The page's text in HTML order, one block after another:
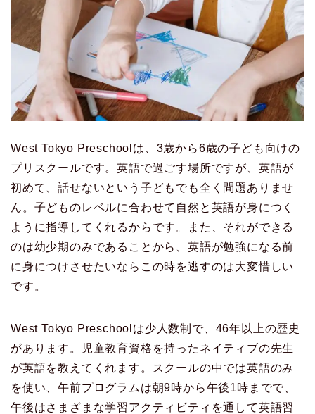
West Tokyo Preschoolは、3歳から6歳の子ども向けの
プリスクールです。英語で過ごす場所ですが、英語が
初めて、話せないという子どもでも全く問題ありませ
ん。子どものレベルに合わせて自然と英語が身につく
ように指導してくれるからです。また、それができる
のは幼少期のみであることから、英語が勉強になる前
に身につけさせたいならこの時を逃すのは大変惜しい
です。
West Tokyo Preschoolは少人数制で、46年以上の歴史
があります。児童教育資格を持ったネイティブの先生
が英語を教えてくれます。スクールの中では英語のみ
を使い、午前プログラムは朝9時から午後1時までで、
午後はさまざまな学習アクティビティを通して英語習